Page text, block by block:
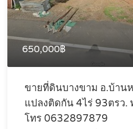
650,000฿
ขายที่ดินบางขาม อ.บ้าน
แปลงติดกัน 4ไร่ 93ตรว.
โทร 0632897879